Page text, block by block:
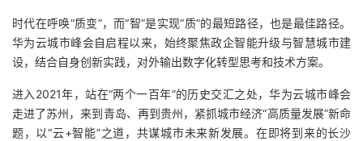
时代在呼唤“质变”，而“智”是实现“质”的最短路径，也是最佳路径。
华为云城市峰会自启程以来，始终聚焦政企智能升级与智慧城市建
设，结合自身创新实践，对外输出数字化转型思考和技术方案。
进入2021年，站在“两个一百年”的历史交汇之处，华为云城市峰会
走进了苏州，来到青岛、再到贵州，紧抓城市经济“高质量发展”新命
题，以“云+智能”之道，共谋城市未来新发展。在即将到来的长沙